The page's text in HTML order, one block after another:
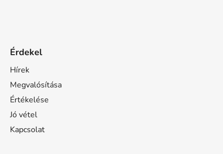
Érdekel
Hírek
Megvalósítása
Értékelése
Jó vétel
Kapcsolat